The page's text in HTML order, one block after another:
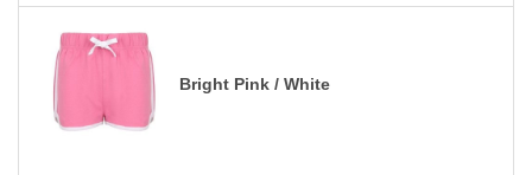
Bright Pink / White